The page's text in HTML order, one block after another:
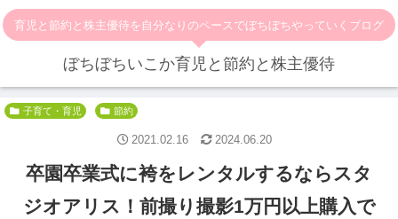
育児と節約と株主優待を自分なりのペースでぼちぼちやっていくブログ
ぼちぼちいこか育児と節約と株主優待
子育て・育児 節約
卒園卒業式に袴をレンタルするならスタ
ジオアリス！前撮り撮影1万円以上購入で
2021.02.16 2024.06.20